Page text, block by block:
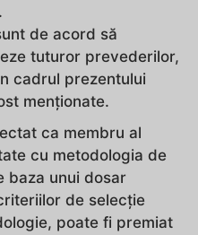
de acord să
tuturor prevederilor,
cadrul prezentului
menționate.
ca membru al
cu metodologia de
baza unui dosar
de selecție
poate fi premiat